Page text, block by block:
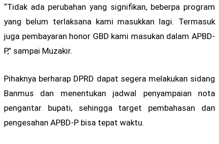
“Tidak ada perubahan yang signifikan, beberpa program
yang belum terlaksana kami masukkan lagi. Termasuk
juga pembayaran honor GBD kami masukan dalam APBD-
P,” sampai Muzakir.
Pihaknya berharap DPRD dapat segera melakukan sidang
Banmus dan menentukan jadwal penyampaian nota
pengantar bupati, sehingga target pembahasan dan
pengesahan APBD-P bisa tepat waktu.